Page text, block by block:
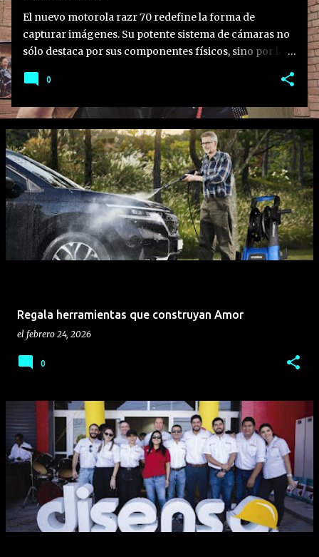
El nuevo motorola razr 70 redefine la forma de
capturar imágenes. Su potente sistema de cámaras no
sólo destaca por sus componentes físicos, sino por la
aprovechar al máximo su formato plegable,
la mejor cámara hasta la fecha en el segmento. Lo que
hay que saber: • Experiencia de usuario integrada: La
familia motorola razr 70 no solo destaca por sus
especificaciones de hardware, sino en cómo sus
funciones inteligentes transforman la usabilidad real
mediante el formato plegable. • Experiencia
fotográfica con IA: El motorola razr 70 combina un
sistema dual de cámara de 50 MP con funciones
inteligentes avanzadas para capturar imágenes
zoom en inglés) permite emular el agarre de una
videocámara retro al plegar el teléfono a 90°,
facilitando el control del zoom digital con ...
0
Regala herramientas que construyan Amor
el febrero 24, 2026
0